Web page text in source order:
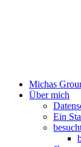
Michas
Über mich
Ein